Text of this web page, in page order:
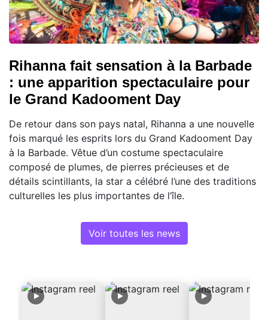
Rihanna fait sensation à la Barbade
: une apparition spectaculaire pour
le Grand Kadooment Day
De retour dans son pays natal, Rihanna a une nouvelle
fois marqué les esprits lors du Grand Kadooment Day
à la Barbade. Vêtue d’un costume spectaculaire
composé de plumes, de pierres précieuses et de
détails scintillants, la star a célébré l’une des traditions
culturelles les plus importantes de l’île.
Voir toutes les news